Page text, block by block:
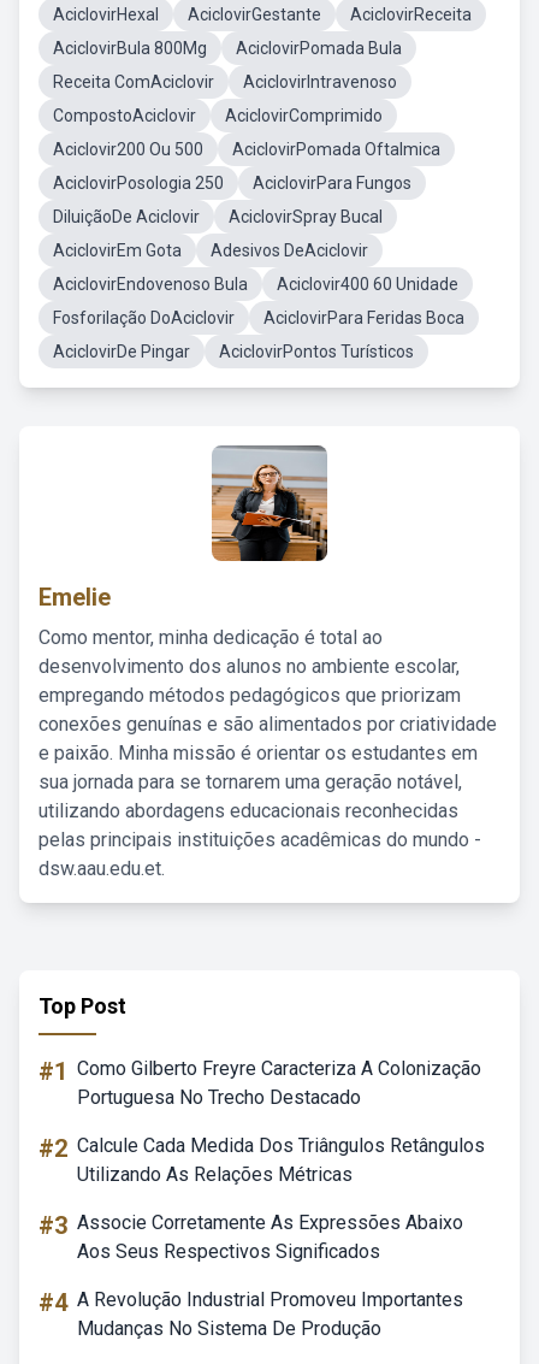
AciclovirHexal AciclovirGestante
AciclovirReceita
AciclovirBula 800Mg
AciclovirPomada Bula
Receita ComAciclovir
AciclovirIntravenoso
CompostoAciclovir
AciclovirComprimido
Aciclovir200 Ou 500
AciclovirPomada Oftalmica
AciclovirPosologia 250
AciclovirPara Fungos
DiluiçãoDe Aciclovir
AciclovirSpray Bucal
AciclovirEm Gota
Adesivos DeAciclovir
AciclovirEndovenoso Bula
Aciclovir400 60 Unidade
Fosforilação DoAciclovir
AciclovirPara Feridas Boca
AciclovirDe Pingar
AciclovirPontos Turísticos
Emelie
Como mentor, minha dedicação é total ao
desenvolvimento dos alunos no ambiente escolar,
empregando métodos pedagógicos que priorizam
conexões genuínas e são alimentados por criatividade
e paixão. Minha missão é orientar os estudantes em
sua jornada para se tornarem uma geração notável,
utilizando abordagens educacionais reconhecidas
pelas principais instituições acadêmicas do mundo -
dsw.aau.edu.et.
Top Post
#1 Como Gilberto Freyre Caracteriza A Colonização
Portuguesa No Trecho Destacado
#2 Calcule Cada Medida Dos Triângulos Retângulos
Utilizando As Relações Métricas
#3 Associe Corretamente As Expressões Abaixo
Aos Seus Respectivos Significados
#4 A Revolução Industrial Promoveu Importantes
Mudanças No Sistema De Produção